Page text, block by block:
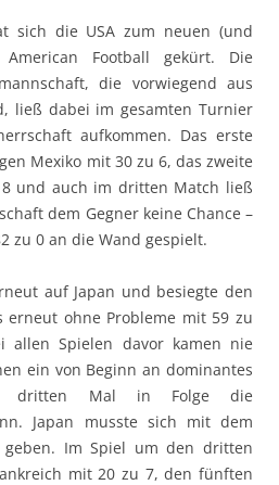
sich die USA zum neuen (und
Football gekürt. Die
die vorwiegend aus
ließ dabei im gesamten Turnier
aufkommen. Das erste
Mexiko mit 30 zu 6, das zweite
und auch im dritten Match ließ
dem Gegner keine Chance –
zu 0 an die Wand gespielt.
auf Japan und besiegte den
erneut ohne Probleme mit 59 zu
allen Spielen davor kamen nie
ein von Beginn an dominantes
dritten Mal in Folge die
Japan musste sich mit dem
geben. Im Spiel um den dritten
mit 20 zu 7, den fünften